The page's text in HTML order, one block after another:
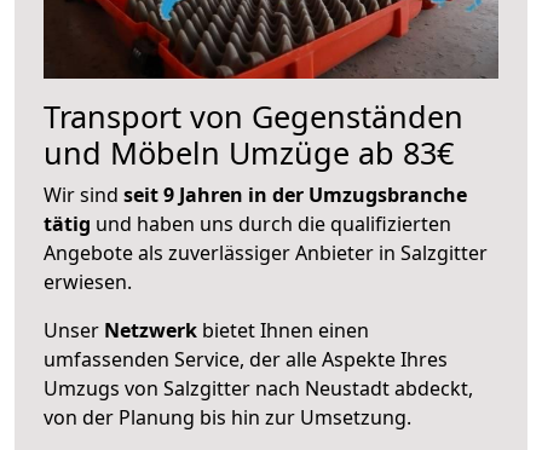
Transport von Gegenständen
und Möbeln Umzüge ab 83€
Wir sind seit 9 Jahren in der Umzugsbranche
tätig und haben uns durch die qualifizierten
Angebote als zuverlässiger Anbieter in Salzgitter
erwiesen.
Unser Netzwerk bietet Ihnen einen
umfassenden Service, der alle Aspekte Ihres
Umzugs von Salzgitter nach Neustadt abdeckt,
von der Planung bis hin zur Umsetzung.